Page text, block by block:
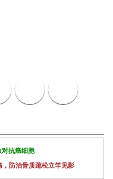
抗癌细胞
防治骨质疏松立竿见影